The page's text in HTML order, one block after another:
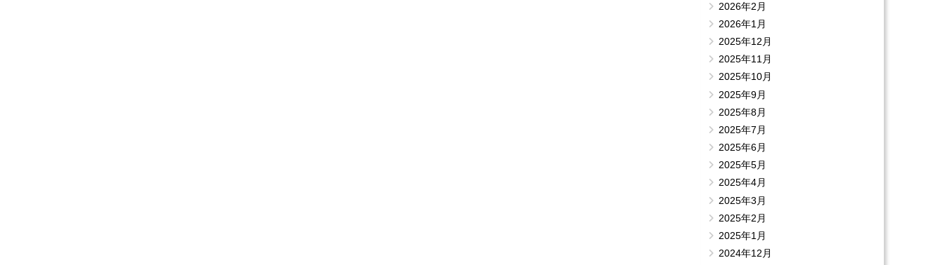
2026年2月
2026年1月
2025年12月
2025年11月
2025年10月
2025年9月
2025年8月
2025年7月
2025年6月
2025年5月
2025年4月
2025年3月
2025年2月
2025年1月
2024年12月